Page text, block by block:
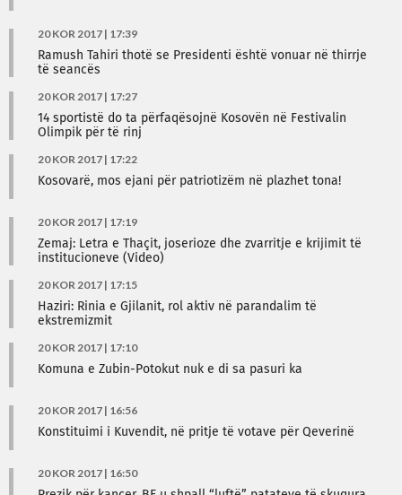
20 KOR 2017 | 17:39
Ramush Tahiri thotë se Presidenti është vonuar në thirrje
të seancës
20 KOR 2017 | 17:27
14 sportistë do ta përfaqësojnë Kosovën në Festivalin
Olimpik për të rinj
20 KOR 2017 | 17:22
Kosovarë, mos ejani për patriotizëm në plazhet tona!
20 KOR 2017 | 17:19
Zemaj: Letra e Thaçit, joserioze dhe zvarritje e krijimit të
institucioneve (Video)
20 KOR 2017 | 17:15
Haziri: Rinia e Gjilanit, rol aktiv në parandalim të
ekstremizmit
20 KOR 2017 | 17:10
Komuna e Zubin-Potokut nuk e di sa pasuri ka
20 KOR 2017 | 16:56
Konstituimi i Kuvendit, në pritje të votave për Qeverinë
20 KOR 2017 | 16:50